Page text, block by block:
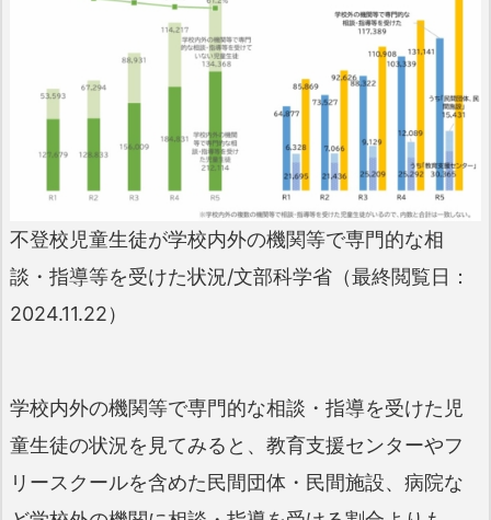
不登校児童生徒が学校内外の機関等で専門的な相
談・指導等を受けた状況/文部科学省（最終閲覧日：
2024.11.22）
学校内外の機関等で専門的な相談・指導を受けた児
童生徒の状況を見てみると、教育支援センターやフ
リースクールを含めた民間団体・民間施設、病院な